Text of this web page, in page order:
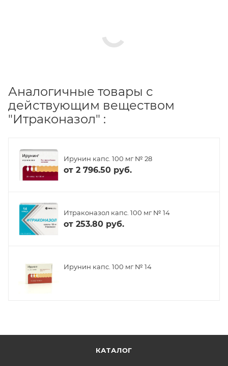
Аналогичные товары с
действующим веществом
"Итраконазол" :
Ирунин капс. 100 мг № 28
от 2 796.50 руб.
Итраконазол капс. 100 мг № 14
от 253.80 руб.
Ирунин капс. 100 мг № 14
КАТАЛОГ